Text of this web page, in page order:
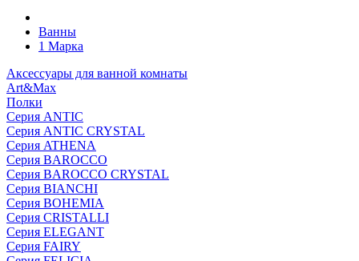
Ванны
1 Марка
Аксессуары для ванной комнаты
Art&Max
Полки
Серия ANTIC
Серия ANTIC CRYSTAL
Серия ATHENA
Серия BAROCCO
Серия BAROCCO CRYSTAL
Серия BIANCHI
Серия BOHEMIA
Серия CRISTALLI
Серия ELEGANT
Серия FAIRY